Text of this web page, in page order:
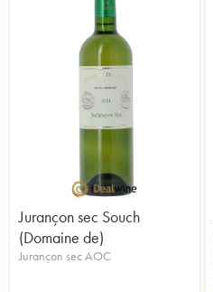
Jurançon sec Souch
(Domaine de)
Jurançon sec AOC